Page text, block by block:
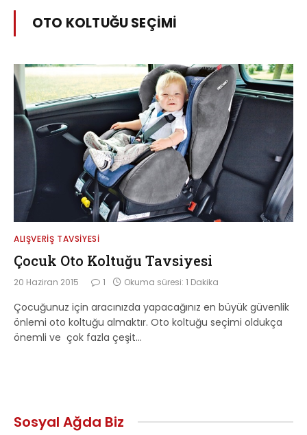
OTO KOLTUĞU SEÇIMI
ALIŞVERIŞ TAVSIYESI
Çocuk Oto Koltuğu Tavsiyesi
20 Haziran 2015 1 Okuma süresi: 1 Dakika
Çocuğunuz için aracınızda yapacağınız en büyük güvenlik
önlemi oto koltuğu almaktır. Oto koltuğu seçimi oldukça
önemli ve çok fazla çeşit…
Sosyal Ağda Biz